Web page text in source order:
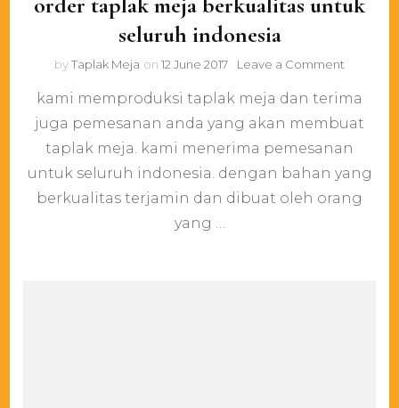
seluruh indonesia
byTaplak Meja on 12 June 2017 Leave a Comment
taplak
meja
untuk
seluruh
kami memproduksi taplak meja dan terima
juga pemesanan anda yang akan membuat
taplak meja. kami menerima pemesanan
untuk seluruh indonesia. dengan bahan yang
berkualitas terjamin dan dibuat oleh orang
yang …